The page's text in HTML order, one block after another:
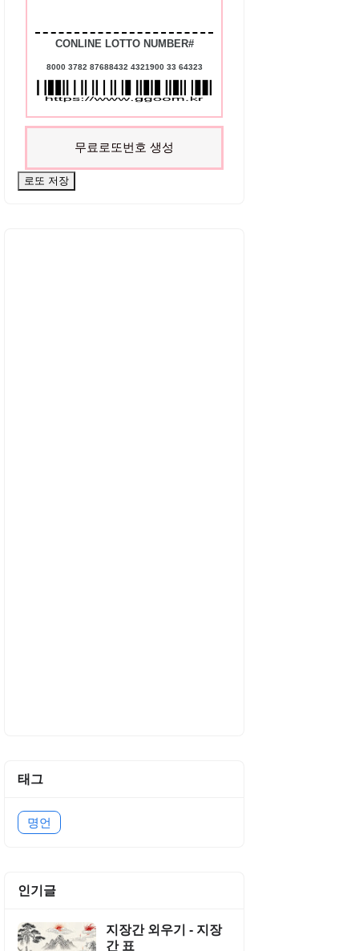
CONLINE LOTTO NUMBER#
8000 3782 87688432 4321900 33 64323
무료로또번호 생성
로또 저장
태그
명언
인기글
지장간 외우기 - 지장
간 표